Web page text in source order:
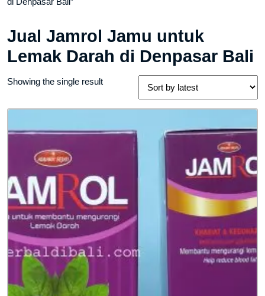
Jual Jamrol Jamu untuk
Lemak Darah di Denpasar Bali
Showing the single result